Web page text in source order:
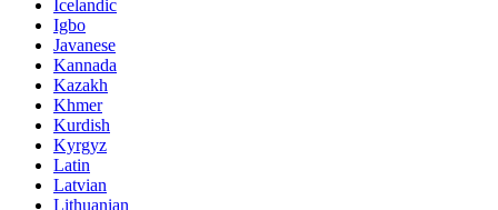
Icelandic
Igbo
Javanese
Kannada
Kazakh
Khmer
Kurdish
Kyrgyz
Latin
Latvian
Lithuanian